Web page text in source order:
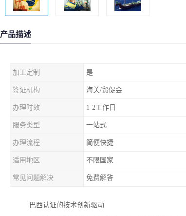
产品描述
加工定制 是
签证机构 海关/贸促会
办理时效 1-2工作日
服务类型 一站式
办理流程 简便快捷
适用地区 不限国家
常见问题解决 免费解答
巴西认证的技术创新驱动